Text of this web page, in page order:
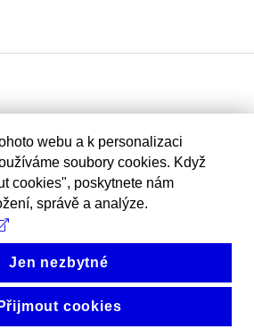
webu a k personalizaci
soubory cookies. Když
cookies", poskytnete nám
správě a analýze.
Jen nezbytné
Přijmout cookies